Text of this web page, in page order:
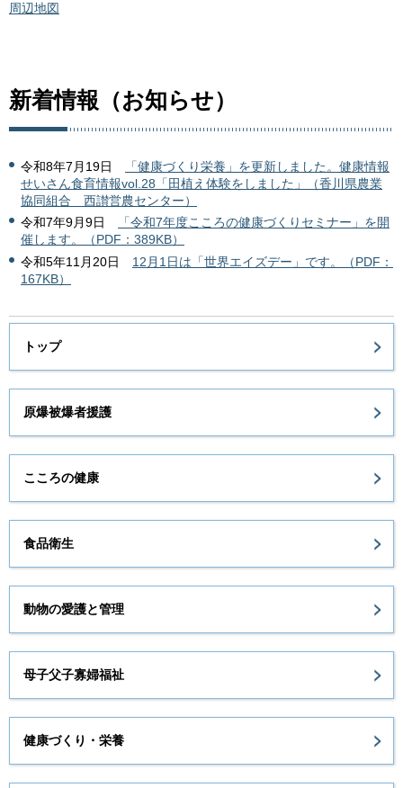
周辺地図
新着情報（お知らせ）
令和8年7月19日
「健康づくり栄養」を更新しました。健康情報
せいさん食育情報vol.28「田植え体験をしました」（香川県農業
協同組合 西讃営農センター）
令和7年9月9日
「令和7年度こころの健康づくりセミナー」を開
催します。（PDF：389KB）
令和5年11月20日 12月1日は「世界エイズデー」です。（PDF：
167KB）
トップ
原爆被爆者援護
こころの健康
食品衛生
動物の愛護と管理
母子父子寡婦福祉
健康づくり・栄養